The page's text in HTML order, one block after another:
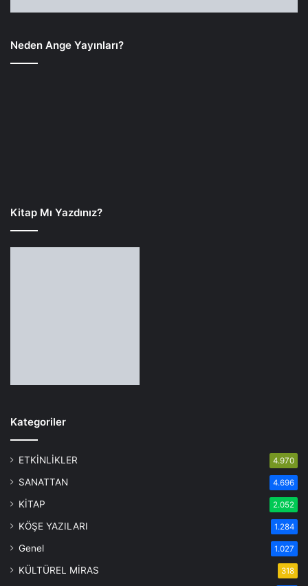
Neden Ange Yayınları?
Kitap Mı Yazdınız?
Kategoriler
ETKİNLİKLER 4.970
SANATTAN 4.696
KİTAP 2.052
KÖŞE YAZILARI 1.284
Genel 1.027
KÜLTÜREL MİRAS 318